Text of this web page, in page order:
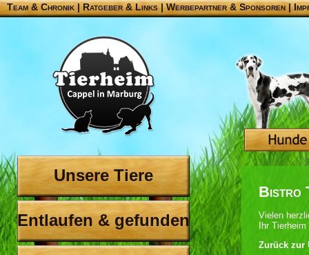
Team & Chronik |Ratgeber & Links|Werbepartner & Sponsoren|
Unsere Tiere
Entlaufen & gefunden
Bistro
Vielen
Ihr
Zurück zur